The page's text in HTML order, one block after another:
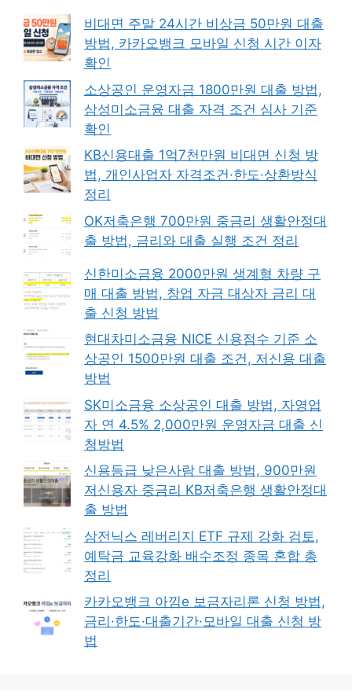
비대면 주말 24시간 비상금 50만원 대출
방법, 카카오뱅크 모바일 신청 시간 이자
확인
소상공인 운영자금 1800만원 대출 방법,
삼성미소금융 대출 자격 조건 심사 기준
확인
KB신용대출 1억7천만원 비대면 신청 방
법, 개인사업자 자격조건·한도·상환방식
정리
OK저축은행 700만원 중금리 생활안정대
출 방법, 금리와 대출 실행 조건 정리
신한미소금융 2000만원 생계형 차량 구
매 대출 방법, 창업 자금 대상자 금리 대
출 신청 방법
현대차미소금융 NICE 신용점수 기준 소
상공인 1500만원 대출 조건, 저신용 대출
방법
SK미소금융 소상공인 대출 방법, 자영업
자 연 4.5% 2,000만원 운영자금 대출 신
청방법
신용등급 낮은사람 대출 방법, 900만원
저신용자 중금리 KB저축은행 생활안정대
출 방법
삼전닉스 레버리지 ETF 규제 강화 검토,
예탁금 교육강화 배수조정 종목 혼합 총
정리
카카오뱅크 아낌e 보금자리론 신청 방법,
금리·한도·대출기간·모바일 대출 신청 방
법